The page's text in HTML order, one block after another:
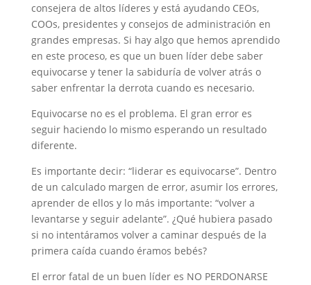
consejera de altos líderes y está ayudando CEOs,
COOs, presidentes y consejos de administración en
grandes empresas. Si hay algo que hemos aprendido
en este proceso, es que un buen líder debe saber
equivocarse y tener la sabiduría de volver atrás o
saber enfrentar la derrota cuando es necesario.
Equivocarse no es el problema. El gran error es
seguir haciendo lo mismo esperando un resultado
diferente.
Es importante decir: “liderar es equivocarse”. Dentro
de un calculado margen de error, asumir los errores,
aprender de ellos y lo más importante: “volver a
levantarse y seguir adelante”. ¿Qué hubiera pasado
si no intentáramos volver a caminar después de la
primera caída cuando éramos bebés?
El error fatal de un buen líder es NO PERDONARSE